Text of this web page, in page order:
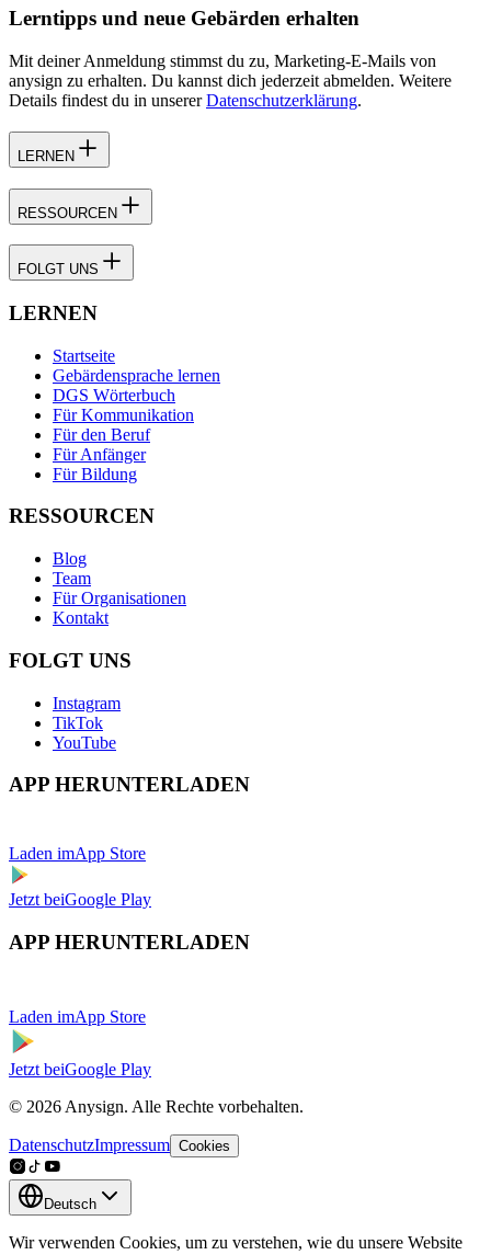
Lerntipps und neue Gebärden erhalten
Mit deiner Anmeldung stimmst du zu, Marketing-E-Mails von
anysign zu erhalten. Du kannst dich jederzeit abmelden. Weitere
Details findest du in unserer Datenschutzerklärung.
LERNEN
RESSOURCEN
FOLGT UNS
LERNEN
Startseite
Gebärdensprache lernen
DGS Wörterbuch
Für Kommunikation
Für den Beruf
Für Anfänger
Für Bildung
RESSOURCEN
Blog
Team
Für Organisationen
Kontakt
FOLGT UNS
Instagram
TikTok
YouTube
APP HERUNTERLADEN
Laden imApp Store
Jetzt beiGoogle Play
APP HERUNTERLADEN
Laden imApp Store
Jetzt beiGoogle Play
© 2026 Anysign. Alle Rechte vorbehalten.
DatenschutzImpressum Cookies
Deutsch
Wir verwenden Cookies, um zu verstehen, wie du unsere Website